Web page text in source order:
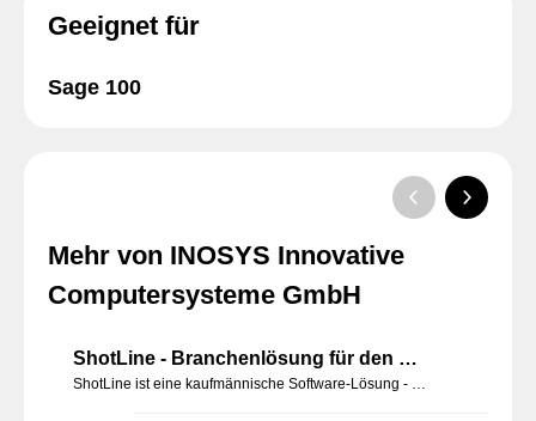
Geeignet für
Sage 100
Mehr von INOSYS Innovative
Computersysteme GmbH
ShotLine - Branchenlösung für den Waffenfachhandel
ShotLine ist eine kaufmännische Software-Lösung - basierend auf Sage 100, welche speziell für den Waffenfachhandel entwickelt wurde.